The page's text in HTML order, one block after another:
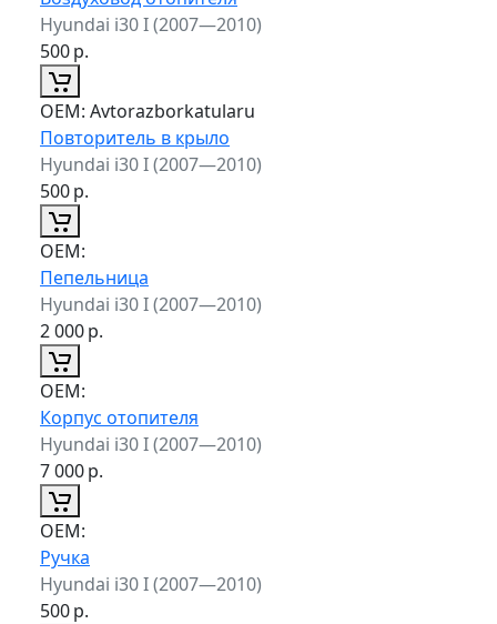
Hyundai i30 I (2007—2010)
500р.
ОЕМ: Avtorazborkatularu
Повторитель в крыло
Hyundai i30 I (2007—2010)
500р.
ОЕМ:
Пепельница
Hyundai i30 I (2007—2010)
2 000р.
ОЕМ:
Корпус отопителя
Hyundai i30 I (2007—2010)
7 000р.
ОЕМ:
Ручка
Hyundai i30 I (2007—2010)
500р.